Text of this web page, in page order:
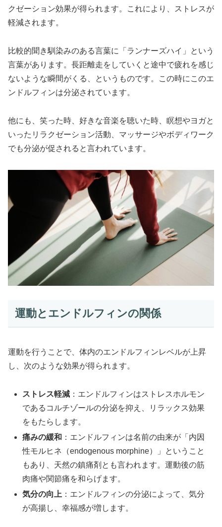
クゼーション効果が得られます。これにより、ストレスが
軽減されます。
比較的聞き馴染みのある言葉に「ランナーズハイ」という
言葉があります。長距離走をしていくと途中で疲れを感じ
ないような瞬間がくる、というものです。この時にこのエ
ンドルフィンは分泌されています。
他にも、笑った時、好きな音楽を聴いた時、瞑想やヨガと
いったリラクゼーション活動、マッサージやボディワーク
でも分泌が促されると言われています。
運動とエンドルフィンの関係
運動を行うことで、体内のエンドルフィンレベルが上昇
し、次のような効果が得られます。
ストレス軽減 ：エンドルフィンはストレスホルモン
であるコルチゾールの分泌を抑え、リラックス効果
をもたらします。
痛みの緩和 ：エンドルフィンは名前の由来が「内因
性モルヒネ（endogenous morphine）」ということ
もあり、天然の鎮痛剤とも言われます。運動後の筋
肉痛や関節痛を和らげます。
気分の向上 ：エンドルフィンの分泌によって、気分
が高揚し、幸福感が増します。